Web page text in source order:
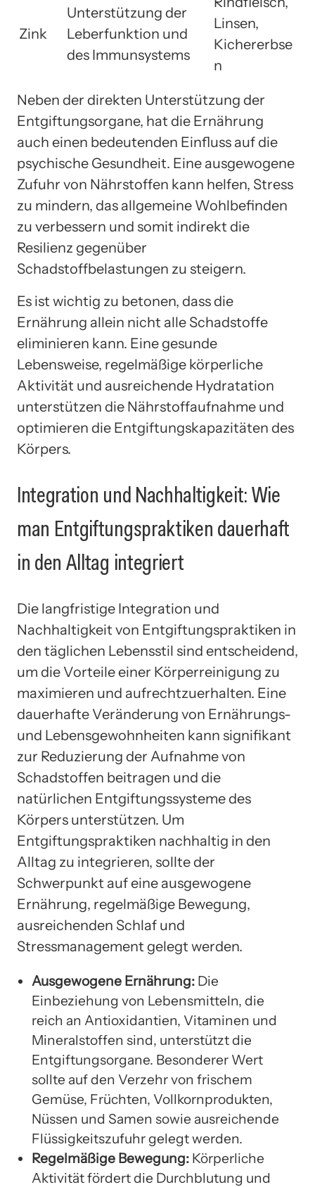
Zink
Unterstützung der
Leberfunktion und
des Immunsystems
Linsen,
Kichererbse
n
Neben der direkten Unterstützung der
Entgiftungsorgane, hat die Ernährung
auch einen bedeutenden Einfluss auf die
psychische Gesundheit. Eine ausgewogene
Zufuhr von Nährstoffen kann helfen, Stress
zu mindern, das allgemeine Wohlbefinden
zu verbessern und somit indirekt die
Resilienz gegenüber
Schadstoffbelastungen zu steigern.
Es ist wichtig zu betonen, dass die
Ernährung allein nicht alle Schadstoffe
eliminieren kann. Eine gesunde
Lebensweise, regelmäßige körperliche
Aktivität und ausreichende Hydratation
unterstützen die Nährstoffaufnahme und
optimieren die Entgiftungskapazitäten des
Körpers.
Integration und Nachhaltigkeit: Wie
man Entgiftungspraktiken dauerhaft
in den Alltag integriert
Die langfristige Integration und
Nachhaltigkeit von Entgiftungspraktiken in
den täglichen Lebensstil sind entscheidend,
um die Vorteile einer Körperreinigung zu
maximieren und aufrechtzuerhalten. Eine
dauerhafte Veränderung von Ernährungs-
und Lebensgewohnheiten kann signifikant
zur Reduzierung der Aufnahme von
Schadstoffen beitragen und die
natürlichen Entgiftungssysteme des
Körpers unterstützen. Um
Entgiftungspraktiken nachhaltig in den
Alltag zu integrieren, sollte der
Schwerpunkt auf eine ausgewogene
Ernährung, regelmäßige Bewegung,
ausreichenden Schlaf und
Stressmanagement gelegt werden.
Ausgewogene Ernährung: Die
Einbeziehung von Lebensmitteln, die
reich an Antioxidantien, Vitaminen und
Mineralstoffen sind, unterstützt die
Entgiftungsorgane. Besonderer Wert
sollte auf den Verzehr von frischem
Gemüse, Früchten, Vollkornprodukten,
Nüssen und Samen sowie ausreichende
Flüssigkeitszufuhr gelegt werden.
Regelmäßige Bewegung: Körperliche
Aktivität fördert die Durchblutung und